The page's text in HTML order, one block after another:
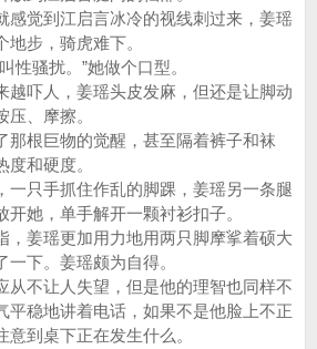
觉到江启言冰冷的视线刺过来，姜瑶
步，骑虎难下。
骚扰。”她做个口型。
吓人，姜瑶头皮发麻，但还是让脚动
、摩擦。
根巨物的觉醒，甚至隔着裤子和袜
和硬度。
只手抓住作乱的脚踝，姜瑶另一条腿
开她，单手解开一颗衬衫扣子。
姜瑶更加用力地用两只脚摩挲着硕大
下。姜瑶颇为自得。
不让人失望，但是他的理智也同样不
平稳地讲着电话，如果不是他脸上不正
到桌下正在发生什么。